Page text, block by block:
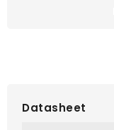
Datasheet